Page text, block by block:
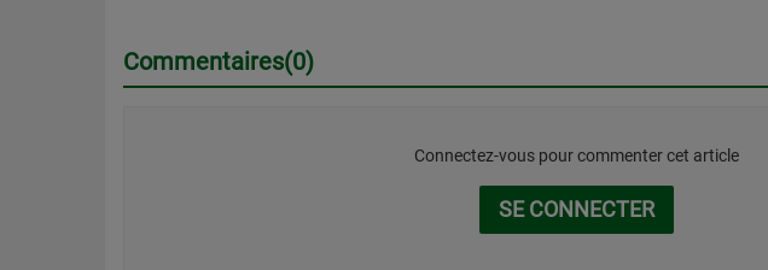
Commentaires(0)
Connectez-vous pour commenter cet article
SE CONNECTER